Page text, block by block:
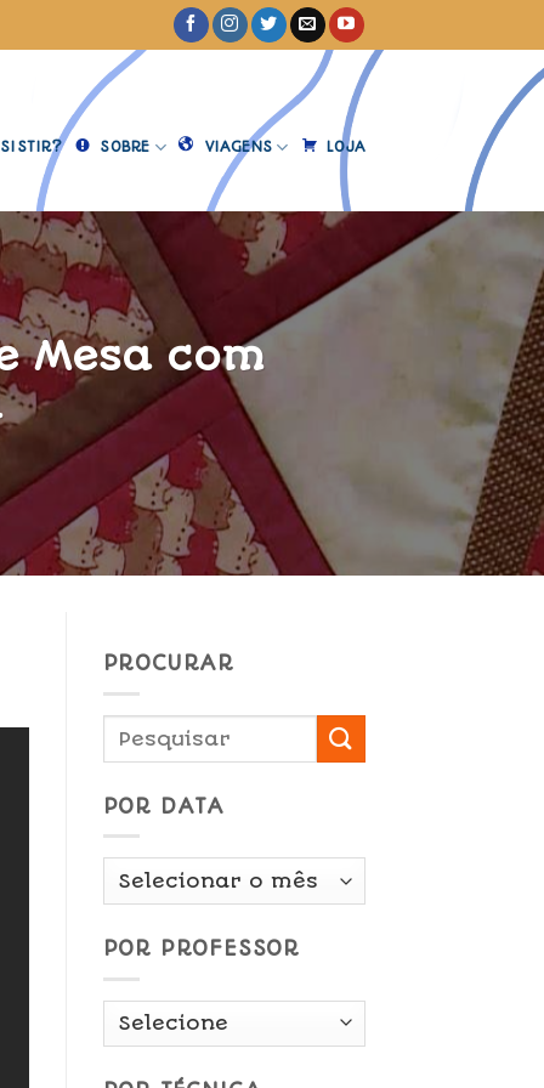
SOBRE VIAGENS LOJA
Mesa com
PROCURAR
POR DATA
Por
POR PROFESSOR